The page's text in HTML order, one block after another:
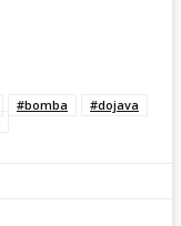
#bomba
#dojava